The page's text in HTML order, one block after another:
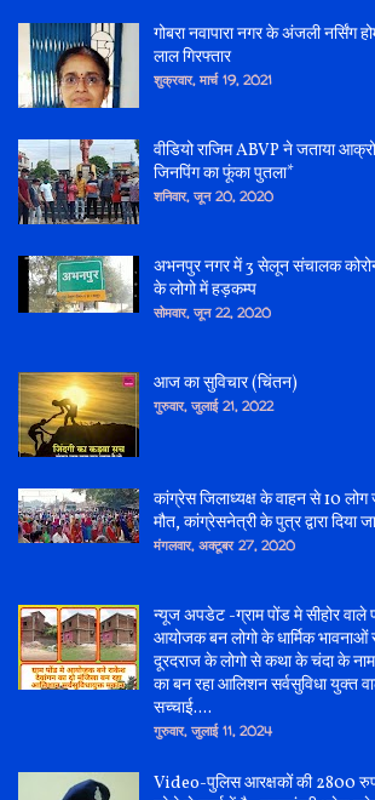
गोबरा नवापारा नगर के अंजली नर्सिंग
लाल गिरफ्तार
शुक्रवार, मार्च 19, 2021
वीडियो राजिम ABVP ने जताया
जिनपिंग का फूंका पुतला*
शनिवार, जून 20, 2020
अभनपुर नगर में 3 सेलून संचालक
के लोगो में हड़कम्प
सोमवार, जून 22, 2020
आज का सुविचार (चिंतन)
गुरुवार, जुलाई 21, 2022
कांग्रेस जिलाध्यक्ष के वाहन से 10
मौत, कांग्रेसनेत्री के पुत्र द्वारा
मंगलवार, अक्टूबर 27, 2020
न्यूज अपडेट -ग्राम पोंड मे सीहोर वाले
आयोजक बन लोगो के धार्मिक
दूरदराज के लोगो से कथा के चंदा के
का बन रहा आलिशन सर्वसुविधा युक्त
सच्चाई....
गुरुवार, जुलाई 11, 2024
Video-पुलिस आरक्षकों की 2800